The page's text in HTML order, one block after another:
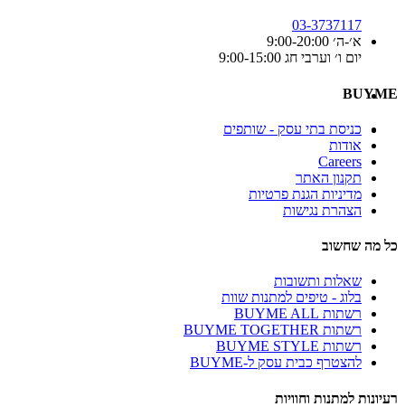
03-3737117
א׳-ה׳ 9:00-20:00
יום ו׳ וערבי חג 9:00-15:00
BUYME
כניסת בתי עסק - שותפים
אודות
Careers
תקנון האתר
מדיניות הגנת פרטיות
הצהרת נגישות
כל מה שחשוב
שאלות ותשובות
בלוג - טיפים למתנות שוות
רשתות BUYME ALL
רשתות BUYME TOGETHER
רשתות BUYME STYLE
להצטרף כבית עסק ל-BUYME
רעיונות למתנות וחוויות